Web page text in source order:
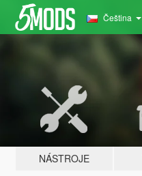
Čeština
NÁSTROJE